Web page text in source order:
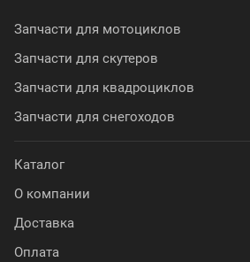
Запчасти для мотоциклов
Запчасти для скутеров
Запчасти для квадроциклов
Запчасти для снегоходов
Каталог
О компании
Доставка
Оплата